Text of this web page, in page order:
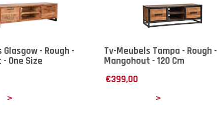
- Rough -
One Size
Tv-Meubels Tampa - Rough -
Mangohout - 120 Cm
€399,00